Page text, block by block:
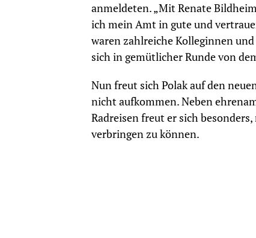
anmeldeten. „Mit Renate
ich mein Amt in gute und
waren zahlreiche Kolleginnen
sich in gemütlicher Runde von
Nun freut sich Polak auf den
nicht aufkommen. Neben
Radreisen freut er sich
verbringen zu können.